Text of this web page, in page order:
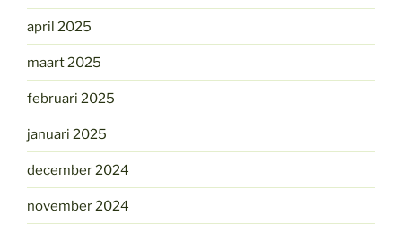
april 2025
maart 2025
februari 2025
januari 2025
december 2024
november 2024